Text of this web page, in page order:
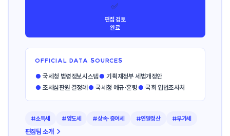
✅
편집 검토
완료
OFFICIAL DATA SOURCES
● 국세청 법령정보시스템● 기획재정부 세법개정안
● 조세심판원 결정례 ● 국세청 예규·훈령● 국회 입법조사처
#소득세 #양도세 #상속·증여세 #연말정산 #부가세
편집팀 소개 →